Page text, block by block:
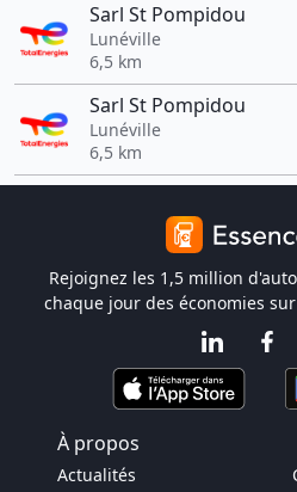
Sarl St Pompidou
Lunéville
6,5 km
Sarl St Pompidou
Lunéville
6,5 km
Rejoignez les 1,5 million
chaque jour des économies
À propos
Actualités